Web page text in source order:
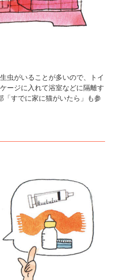
虫がいることが多いので、トイ
ージに入れて浴室などに隔離す
「すでに家に猫がいたら」も参